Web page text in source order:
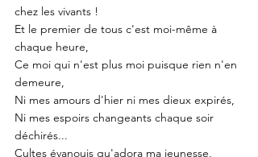
chez les vivants !
Et le premier de tous c'est moi-même à
chaque heure,
Ce moi qui n'est plus moi puisque rien n'en
demeure,
Ni mes amours d'hier ni mes dieux expirés,
Ni mes espoirs changeants chaque soir
déchirés...
Cultes évanouis qu'adora ma jeunesse,